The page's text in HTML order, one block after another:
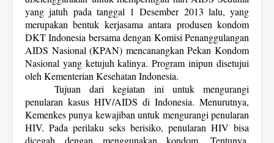
yang jatuh pada tanggal 1 Desember 2013 lalu, yang
merupakan bentuk kerjasama antara produsen kondom
DKT Indonesia bersama dengan Komisi Penanggulangan
AIDS Nasional (KPAN) mencanangkan Pekan Kondom
Nasional yang ketujuh kalinya. Program inipun disetujui
oleh Kementerian Kesehatan Indonesia.
Tujuan dari kegiatan ini untuk mengurangi
penularan kasus HIV/AIDS di Indonesia. Menurutnya,
Kemenkes punya kewajiban untuk mengurangi penularan
HIV. Pada perilaku seks berisiko, penularan HIV bisa
dicegah dengan menggunakan kondom. Tentunya,